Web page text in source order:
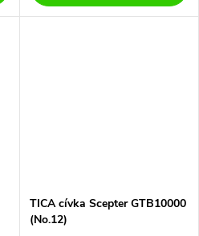
TICA cívka Scepter GTB10000
(No.12)